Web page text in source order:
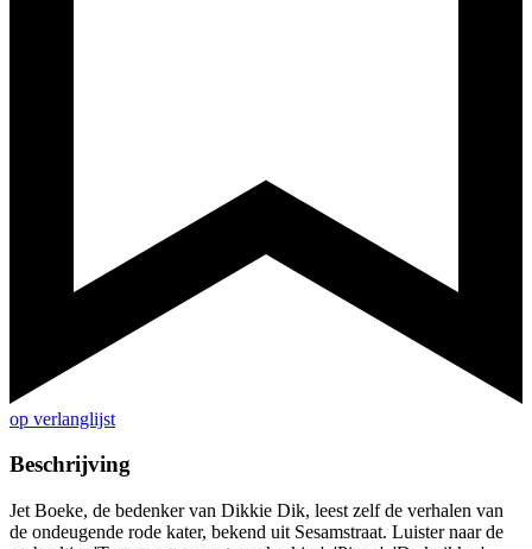
op verlanglijst
Beschrijving
Jet Boeke, de bedenker van Dikkie Dik, leest zelf de verhalen van
de ondeugende rode kater, bekend uit Sesamstraat. Luister naar de